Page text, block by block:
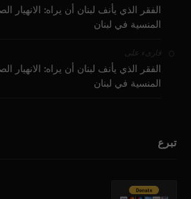
الفقر الذي يأنف لبنان أن يراه:
المنسية في لبنان
قارىء على
الفقر الذي يأنف لبنان أن يراه:
المنسية في لبنان
تبرع